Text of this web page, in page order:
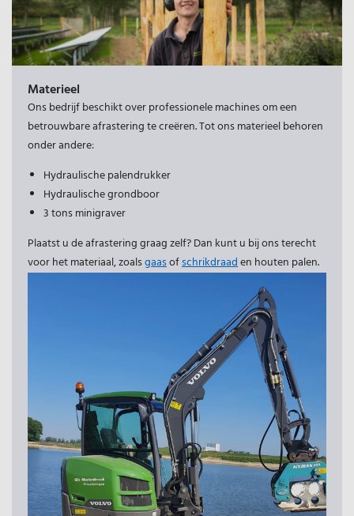
Materieel
Ons bedrijf beschikt over professionele machines om een
betrouwbare afrastering te creëren. Tot ons materieel behoren
onder andere:
Hydraulische palendrukker
Hydraulische grondboor
3 tons minigraver
Plaatst u de afrastering graag zelf? Dan kunt u bij ons terecht
voor het materiaal, zoalsgaasofschrikdraaden houten palen.